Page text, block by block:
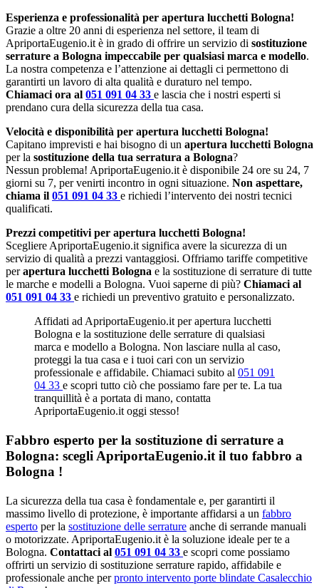
Esperienza e professionalità per apertura lucchetti Bologna!
Grazie a oltre 20 anni di esperienza nel settore, il team di
ApriportaEugenio.it è in grado di offrire un servizio di sostituzione
serrature a Bologna impeccabile per qualsiasi marca e modello.
La nostra competenza e l’attenzione ai dettagli ci permettono di
garantirti un lavoro di alta qualità e duraturo nel tempo.
Chiamaci ora al 051 091 04 33 e lascia che i nostri esperti si
prendano cura della sicurezza della tua casa.
Velocità e disponibilità per apertura lucchetti Bologna!
Capitano imprevisti e hai bisogno di un apertura lucchetti Bologna
per la sostituzione della tua serratura a Bologna?
Nessun problema! ApriportaEugenio.it è disponibile 24 ore su 24, 7
giorni su 7, per venirti incontro in ogni situazione. Non aspettare,
chiama il 051 091 04 33 e richiedi l’intervento dei nostri tecnici
qualificati.
Prezzi competitivi per apertura lucchetti Bologna!
Scegliere ApriportaEugenio.it significa avere la sicurezza di un
servizio di qualità a prezzi vantaggiosi. Offriamo tariffe competitive
perapertura lucchetti Bologna e la sostituzione di serrature di tutte
le marche e modelli a Bologna. Vuoi saperne di più? Chiamaci al
051 091 04 33 e richiedi un preventivo gratuito e personalizzato.
Affidati ad ApriportaEugenio.it per apertura lucchetti
Bologna e la sostituzione delle serrature di qualsiasi
marca e modello a Bologna. Non lasciare nulla al caso,
proteggi la tua casa e i tuoi cari con un servizio
professionale e affidabile. Chiamaci subito al 051 091
04 33 e scopri tutto ciò che possiamo fare per te. La tua
tranquillità è a portata di mano, contatta
ApriportaEugenio.it oggi stesso!
Fabbro esperto per la sostituzione di serrature a
Bologna: scegli ApriportaEugenio.it il tuo fabbro a
Bologna !
La sicurezza della tua casa è fondamentale e, per garantirti il
massimo livello di protezione, è importante affidarsi a un fabbro
esperto per la sostituzione delle serrature anche di serrande manuali
o motorizzate. ApriportaEugenio.it è la soluzione ideale per te a
Bologna. Contattaci al 051 091 04 33 e scopri come possiamo
offrirti un servizio di sostituzione serrature rapido, affidabile e
professionale anche perpronto intervento porte blindate Casalecchio